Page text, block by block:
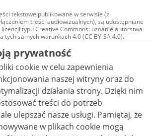
tekstowe publikowane w serwisie (z
treści audiowizualnych), są udostępniane
licencji typu Creative Commons: uznanie autorstwa
tych samych warunkach 4.0 (CC BY-SA 4.0).
audiowizualne, w tym zdjęcia, materiały
i wideo, są udostępniane na licencji typu
Commons: uznanie autorstwa użycie
- bez utworów zależnych 4.0 (CC BY-
ND 4.0), o ile nie jest to stwierdzone inaczej.
prywatność
cookie w celu zapewnienia
naszej witryny oraz do
działania strony. Dzięki nim
treści do potrzeb
nasze usługi. Pamiętaj, że
w plikach cookie mogą